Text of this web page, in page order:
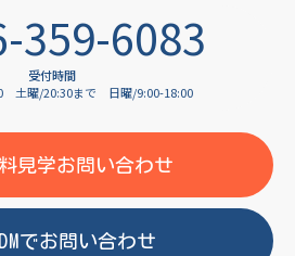
359-6083
受付時間
土曜/20:30まで 日曜/9:00-18:00
見学お問い合わせ
DMでお問い合わせ